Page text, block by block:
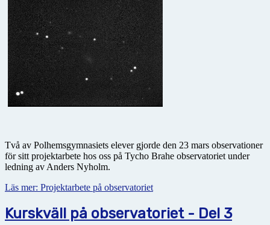
Två av Polhemsgymnasiets elever gjorde den 23 mars observationer
för sitt projektarbete hos oss på Tycho Brahe observatoriet under
ledning av Anders Nyholm.
Läs mer: Projektarbete på observatoriet
Kurskväll på observatoriet - Del 3